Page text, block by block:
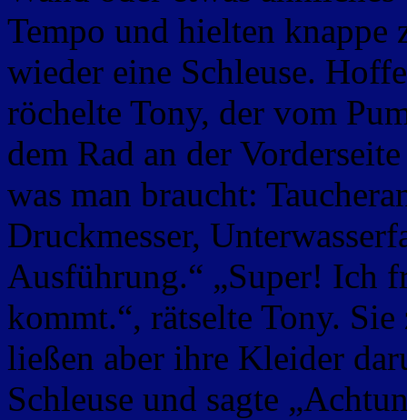
Tempo und hielten knappe
wieder eine Schleuse.
röchelte Tony, der vom
dem Rad an der
was man braucht:
Druckmesser,
Ausführung.“ „Super! Ich
kommt.“, rätselte Tony.
ließen aber ihre Kleider
Schleuse und sagte